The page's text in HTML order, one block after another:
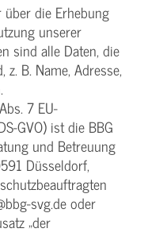
die Erhebung
unserer
sind alle Daten, die
B. Name, Adresse,
7 EU-
GVO) ist die BBG
und Betreuung
Düsseldorf,
svg.de oder
„der